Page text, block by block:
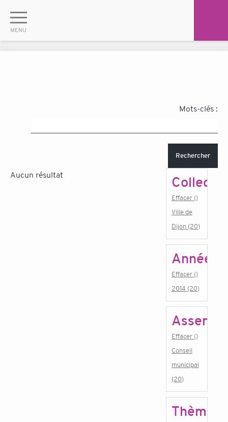
Mots-clés :
Rechercher
Aucun résultat
Effacer ()
Ville de
Dijon (20)
Année
Effacer ()
2014 (20)
Effacer ()
Conseil
municipal
(20)
Thème